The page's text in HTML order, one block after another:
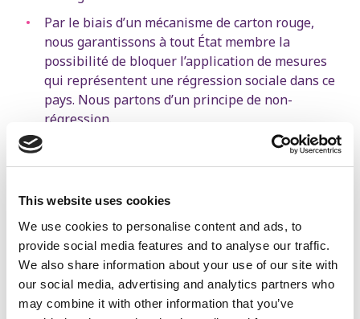
This website uses cookies
We use cookies to personalise content and ads, to
provide social media features and to analyse our traffic.
We also share information about your use of our site with
our social media, advertising and analytics partners who
may combine it with other information that you’ve
Par le biais d’un mécanisme de carton rouge,
nous garantissons à tout État membre la
possibilité de bloquer l’application de mesures
qui représentent une régression sociale dans ce
pays. Nous partons d’un principe de non-
régression.
Nous défendons le projet de directive horizontale
contre les formes de racisme et de discrimination
l’orientation sexuelle ou l’identité de genre, afin
d’assurer la participation de chacun.
Plus d'informations